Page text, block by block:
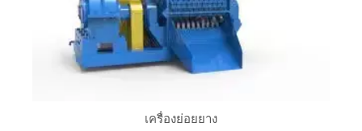
เครื่องย่อยยาง